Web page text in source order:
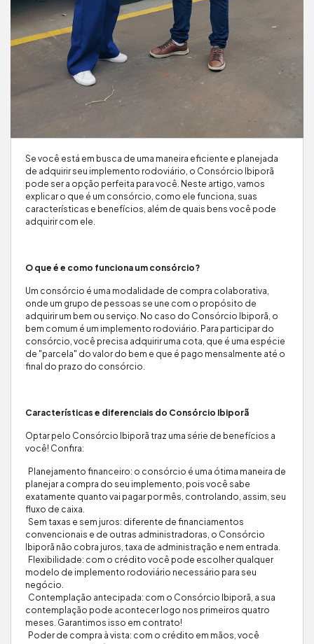
Se você está em busca de uma maneira eficiente e planejada
de adquirir seu implemento rodoviário, o Consórcio Ibiporã
pode ser a opção perfeita para você. Neste artigo, vamos
explicar o que é um consórcio, como ele funciona, suas
características e benefícios, além de quais bens você pode
adquirir com ele.
O que é e como funciona um consórcio?
Um consórcio é uma modalidade de compra colaborativa,
onde um grupo de pessoas se une com o propósito de
adquirir um bem ou serviço. No caso do Consórcio Ibiporã, o
bem comum é um implemento rodoviário. Para participar do
consórcio, você precisa adquirir uma cota, que é uma espécie
de "parcela" do valor do bem e que é pago mensalmente até o
final do prazo do consórcio.
Características e diferenciais do Consórcio Ibiporã
Optar pelo Consórcio Ibiporã traz uma série de benefícios a
você! Confira:
Planejamento financeiro: o consórcio é uma ótima maneira de
planejar a compra do seu implemento, pois você sabe
exatamente quanto vai pagar por mês, controlando, assim, seu
fluxo de caixa.
Sem taxas e sem juros: diferente de financiamentos
convencionais e de outras administradoras, o Consórcio
Ibiporã não cobra juros, taxa de administração e nem entrada.
Flexibilidade: com o crédito você pode escolher qualquer
modelo de implemento rodoviário necessário para seu
negócio.
Contemplação antecipada: com o Consórcio Ibiporã, a sua
contemplação pode acontecer logo nos primeiros quatro
meses. Garantimos isso em contrato!
Poder de compra à vista: com o crédito em mãos, você